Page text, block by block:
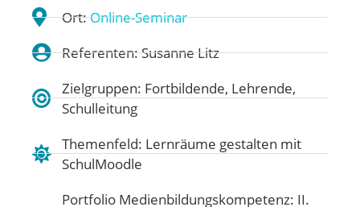
Ort:Online-Seminar
Referenten: Susanne Litz
Zielgruppen: Fortbildende, Lehrende,
Schulleitung
Themenfeld: Lernräume gestalten mit
SchulMoodle
Portfolio Medienbildungskompetenz: II.